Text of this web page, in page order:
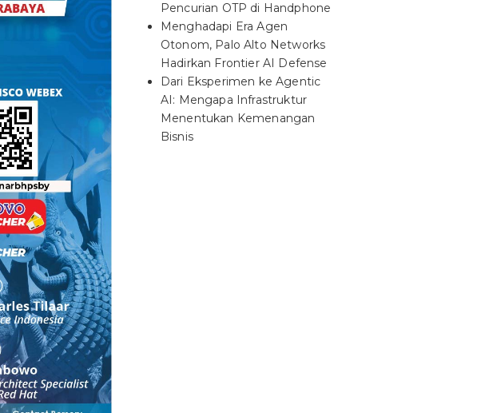
Pencurian OTP di Handphone
Menghadapi Era Agen
Otonom, Palo Alto Networks
Hadirkan Frontier AI Defense
Dari Eksperimen ke Agentic
AI: Mengapa Infrastruktur
Menentukan Kemenangan
Bisnis